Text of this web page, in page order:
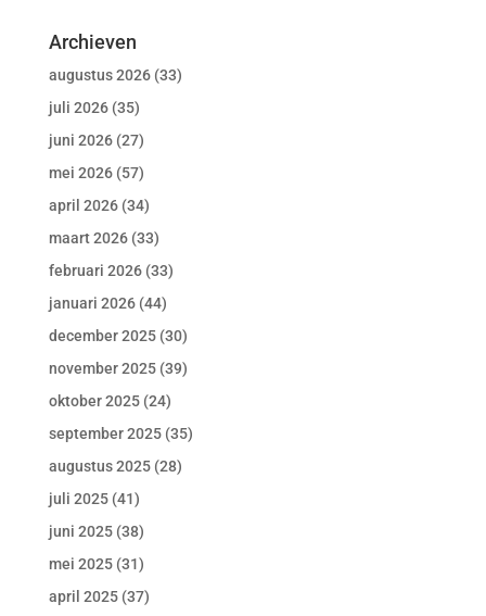
Archieven
augustus 2026(33)
juli 2026(35)
juni 2026(27)
mei 2026(57)
april 2026(34)
maart 2026(33)
februari 2026(33)
januari 2026(44)
december 2025(30)
november 2025(39)
oktober 2025(24)
september 2025(35)
augustus 2025(28)
juli 2025(41)
juni 2025(38)
mei 2025(31)
april 2025(37)